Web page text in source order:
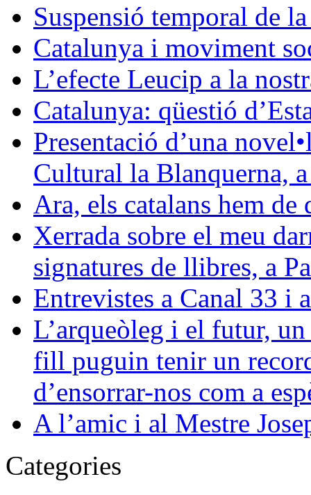
Suspensió temporal de
Catalunya i moviment
L’efecte Leucip a la
Catalunya: qüestió
Presentació d’una
Cultural la Blanquerna,
Ara, els catalans hem de
Xerrada sobre el meu
signatures de llibres, a
Entrevistes a Canal 33 i
L’arqueòleg i el futur,
fill puguin tenir un
d’ensorrar-nos com a
A l’amic i al Mestre
Categories